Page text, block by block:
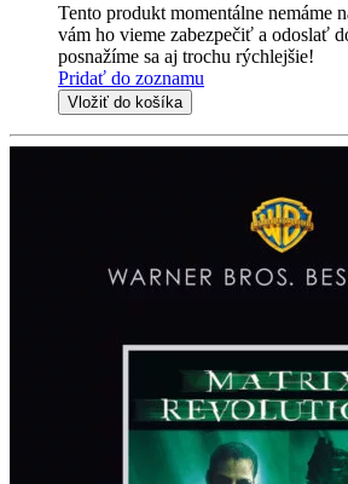
Tento produkt momentálne nemáme
vám ho vieme zabezpečiť a odoslať
posnažíme sa aj trochu rýchlejšie!
Pridať do zoznamu
Vložiť do košíka